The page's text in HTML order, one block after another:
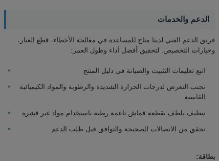
الدعم والخدمات
فريق الدعم الفني لدينا متاح للمساعدة في معالجة الأخطاء، قطع الغيار،
وخيارات التخصيص. لتحقيق أفضل أداء وطول العمر:
اتبع تعليمات التثبيت والصيانة في دليل المنتج
تجنب التعرض لدرجات الحرارة الشديدة والرطوبة والمواد الكيميائية
القاسية
تنظيف بلطف بقطعة قماش ناعمة رطبة باستخدام مواد غير قشرة
تحقق من الاتصالات الصحيحة والتوافق قبل طلب الدعم
بطاقة: